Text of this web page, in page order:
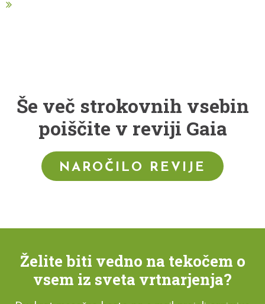
Še več strokovnih vsebin
poiščite v reviji Gaia
NAROČILO REVIJE
Želite biti vedno na tekočem o
vsem iz sveta vrtnarjenja?